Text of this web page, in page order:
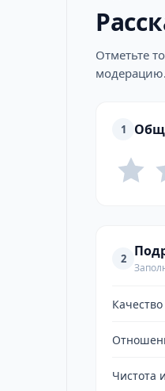
Отметьте
модерацию.
1
2
Чистота